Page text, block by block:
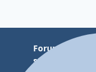
Forum Media,
strokovne